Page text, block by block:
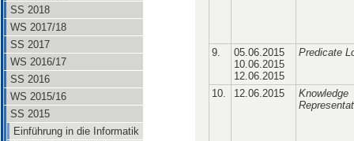
SS 2018
WS 2017/18
SS 2017
WS 2016/17
SS 2016
WS 2015/16
SS 2015
Einführung in die Informatik
9.
05.06.2015
10.06.2015
12.06.2015
Predicate
10. 12.06.2015
Knowledge